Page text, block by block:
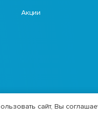
Акции
сайт, Вы